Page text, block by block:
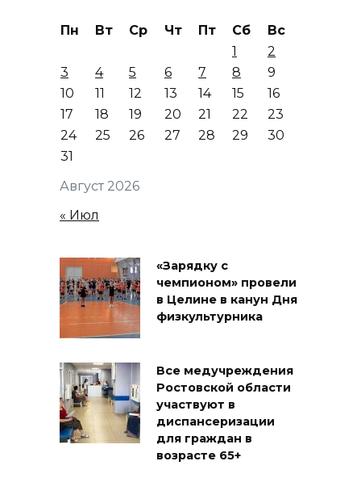
Август 2026
Пн Вт Ср Чт Пт Сб
Вс
1
2
3
4 5 6 7 8
9
10
11 12 13 14 15
16
17
18 19 20 21 22
23
24
25 26 27 28 29
30
31
« Июл
«Зарядку с
чемпионом» провели
в Целине в канун Дня
физкультурника
Все медучреждения
Ростовской области
участвуют в
диспансеризации
для граждан в
возрасте 65+